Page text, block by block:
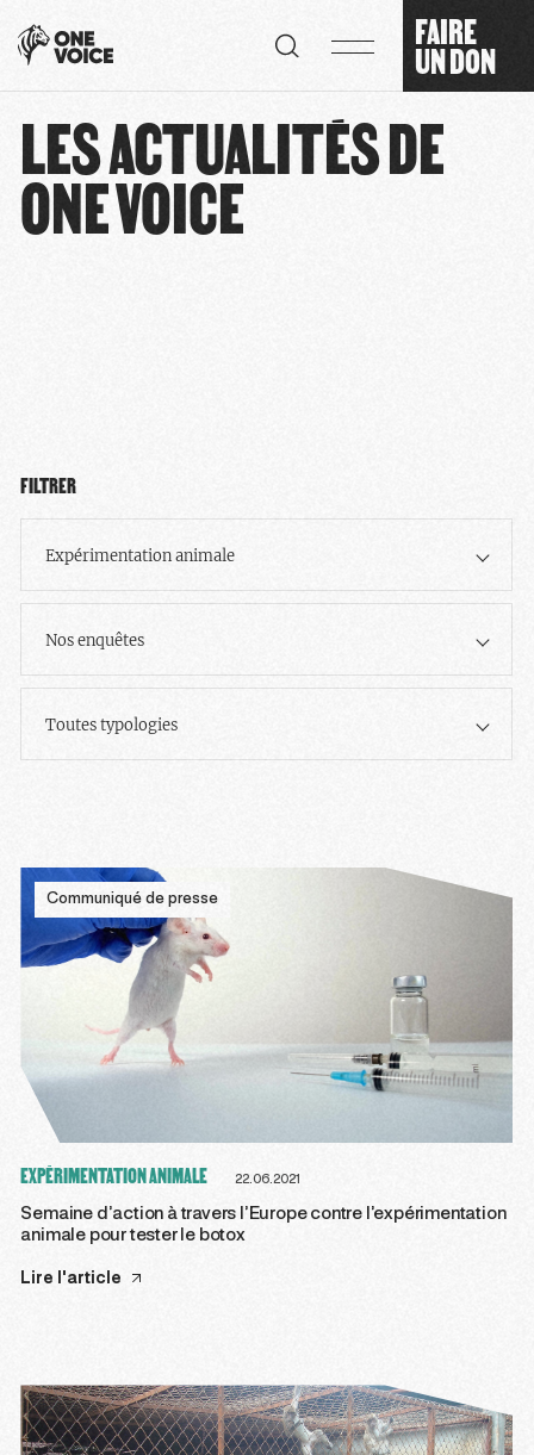
FAIRE
UN DON
LES ACTUALITÉS DE
ONE VOICE
FILTRER
Expérimentation animale
Nos enquêtes
Toutes typologies
Communiqué de presse
EXPÉRIMENTATION ANIMALE 22.06.2021
Semaine d’action à travers l’Europe contre l’expérimentation
animale pour tester le botox
Lire l'article